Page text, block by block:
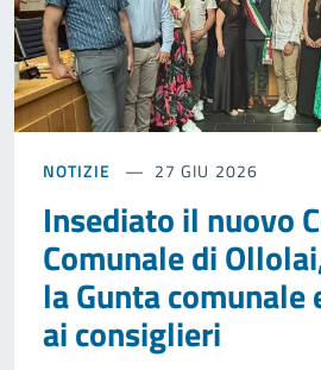
NOTIZIE 27 GIU 2026
Insediato il nuovo
Comunale di
la Gunta comunale
ai consiglieri